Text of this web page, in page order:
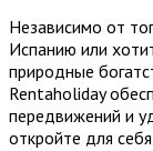
Независимо от
Испанию или
природные
Rentaholiday
передвижений и
откройте для